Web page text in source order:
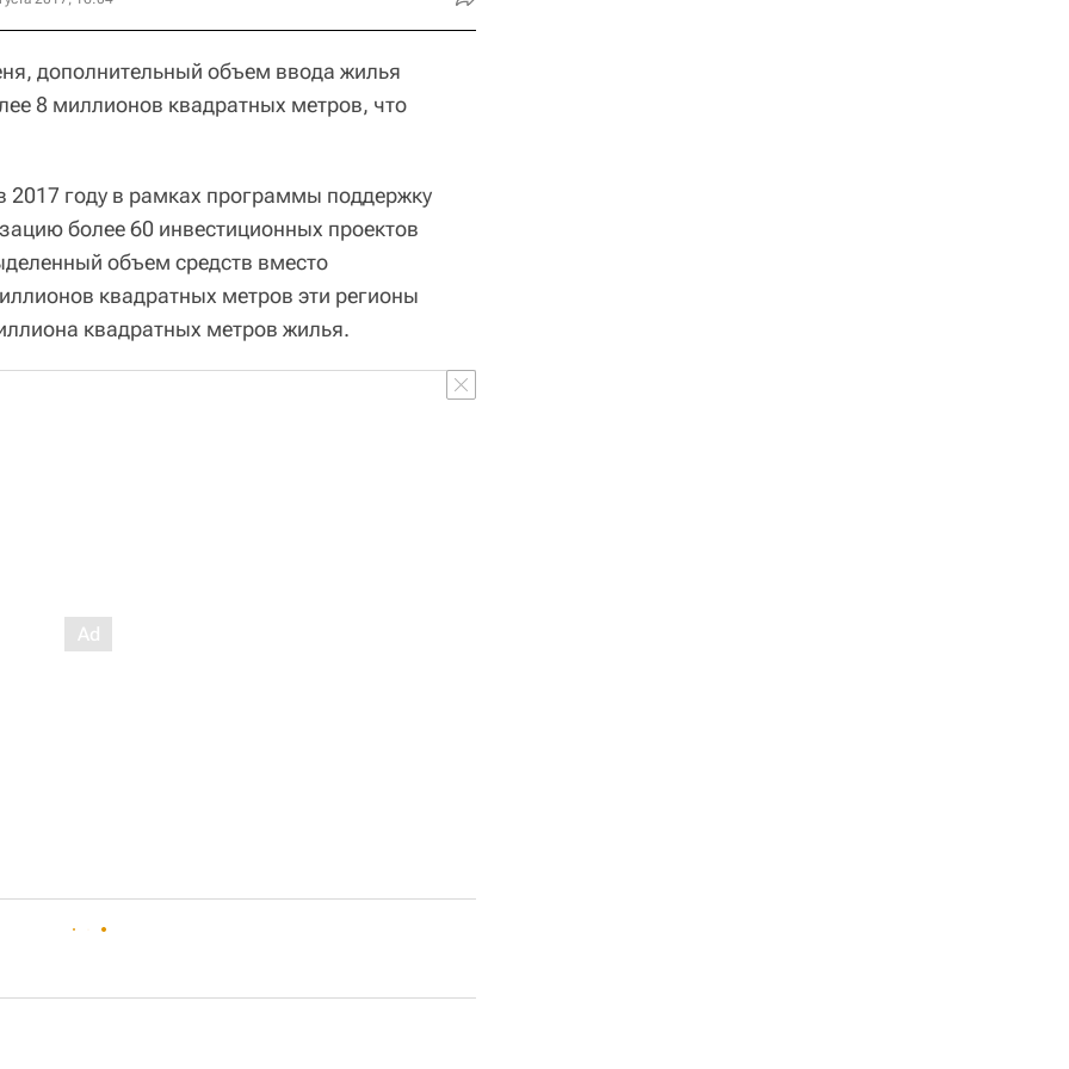
дополнительный объем ввода жилья
8 миллионов квадратных метров, что
2017 году в рамках программы поддержку
более 60 инвестиционных проектов
объем средств вместо
квадратных метров эти регионы
квадратных метров жилья.